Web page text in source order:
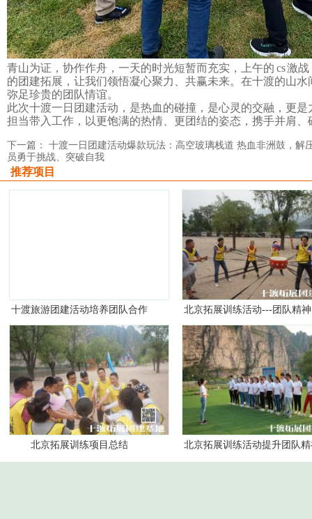
青山为证，协作作舟 ， 一天的时光短暂而充实，上午的 cs 激
的团建拓展，让我们领悟凝心聚力、共赢未来。在十渡的山
弥足珍贵的团队情谊。
此次十渡一日团建活动 ，是热血的碰撞，是心灵的交融，更
担当带入工作，以更饱满的热情、更团结的姿态，携手并肩
下一篇： 十渡一日团建活动爆款玩法：高空玻璃栈道 热血非洲鼓，解
员勇于挑战、突破自我
推荐项目
十渡旅游团建活动培养团队合作
精神
北京拓展训练活动---团队精
意义
北京拓展训练项目总结 北京拓展训练活动提升团队